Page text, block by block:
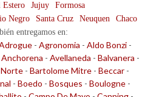
Estero Jujuy
Formosa
Negro Santa Cruz Neuquen
Chaco
entregamos en:
- Agronomia - Aldo Bonzi -
Anchorena - Avellaneda - Balvanera -
- Bartolome Mitre - Beccar -
- Boedo - Bosques - Boulogne -